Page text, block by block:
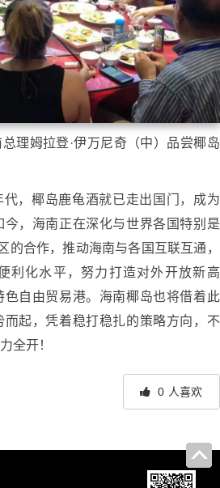
理姆拉登·伊万尼奇（中）品尝椰岛
，椰岛鹿龟酒就已走出国门，成为
，海南正在深化与世界各国特别是
的合作，推动海南与各国互联互通，
利化水平，努力打造对外开放新高
自由贸易港。海南椰岛也将借着此
起，凭着稳打稳扎的策略方向，不
全开！
0 人喜欢